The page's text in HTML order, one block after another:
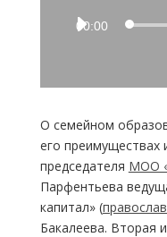
00:00
О семейном
его
председателя МОО
Парфентьева
капитал» (
Бакалеева. Вторая